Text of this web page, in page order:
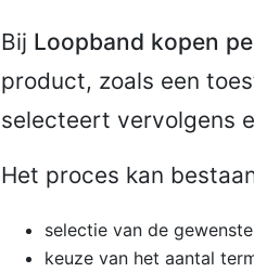
Bij Loopband kopen
product, zoals een
selecteert vervolgens
Het proces kan
selectie van de gewenste
keuze van het aantal